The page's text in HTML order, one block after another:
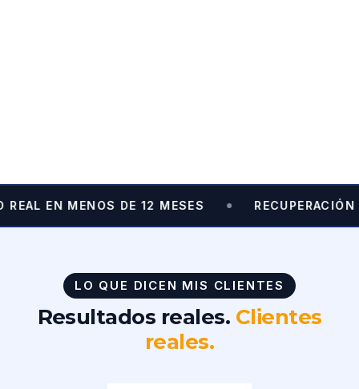
EN MENOS DE 12 MESES RECUPERACIÓN
LO QUE DICEN MIS CLIENTES
Resultados reales. Clientes
reales.